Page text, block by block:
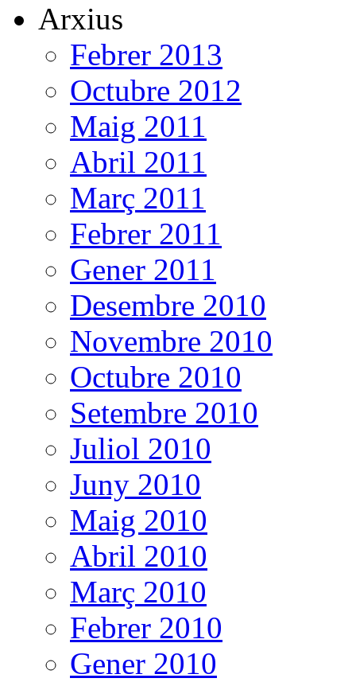
Arxius
Febrer 2013
Octubre 2012
Maig 2011
Abril 2011
Març 2011
Febrer 2011
Gener 2011
Desembre 2010
Novembre 2010
Octubre 2010
Setembre 2010
Juliol 2010
Juny 2010
Maig 2010
Abril 2010
Març 2010
Febrer 2010
Gener 2010